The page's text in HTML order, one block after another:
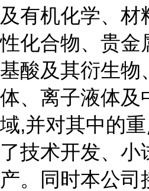
及有机化学、材
性化合物、贵金
基酸及其衍生物
体、离子液体及
域,并对其中的
了技术开发、小
产。同时本公司